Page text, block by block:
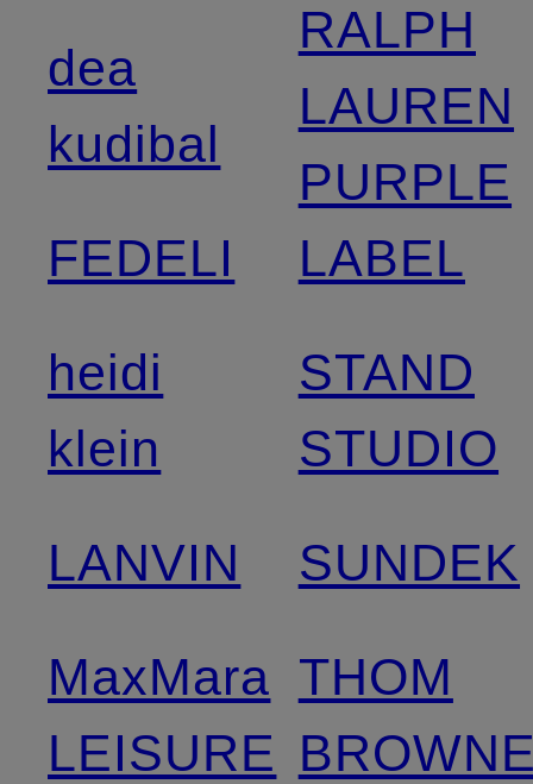
dea
kudibal
FEDELI
heidi
klein
LANVIN
MaxMara
LEISURE
RALPH
LAUREN
PURPLE
LABEL
STAND
STUDIO
SUNDEK
THOM